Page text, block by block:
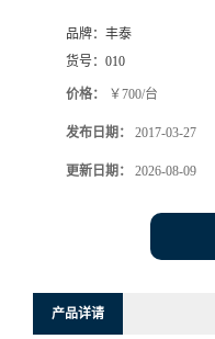
品牌： 丰泰
货号： 010
价格： ￥700/台
发布日期： 2017-03-27
更新日期： 2026-08-09
产品详请